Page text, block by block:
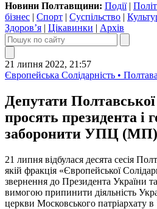
Новини Полтавщини: Події|
бізнес | Спорт | Суспільство |
Здоров’я | Цікавинки | Архів
21 липня 2022, 21:57
Європейська Солідарність • Полтава
Депутати
просять президента і
заборонити УПЦ (МП)
21 липня відбулася десята сесія
якій фракція «Європейської
звернення до Президента України
вимогою припинити діяльність
церкви Московського патріархату в